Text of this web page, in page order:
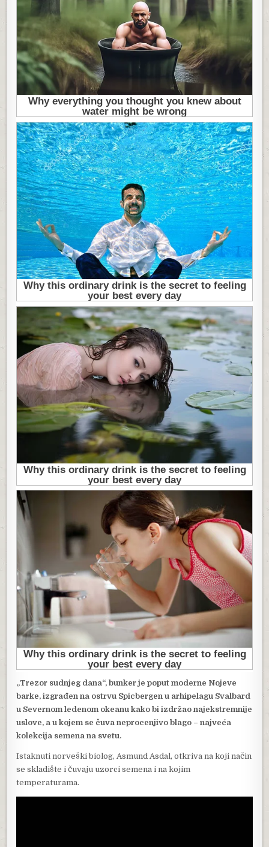
„Trezor sudnjeg dana“, bunker je poput moderne Nojeve
barke, izgrađen na ostrvu Spicbergen u arhipelagu Svalbard
u Severnom ledenom okeanu kako bi izdržao najekstremnije
uslove, a u kojem se čuva neprocenjivo blago – najveća
kolekcija semena na svetu.
Istaknuti norveški biolog, Asmund Asdal, otkriva na koji način
se skladište i čuvaju uzorci semena i na kojim
temperaturama.